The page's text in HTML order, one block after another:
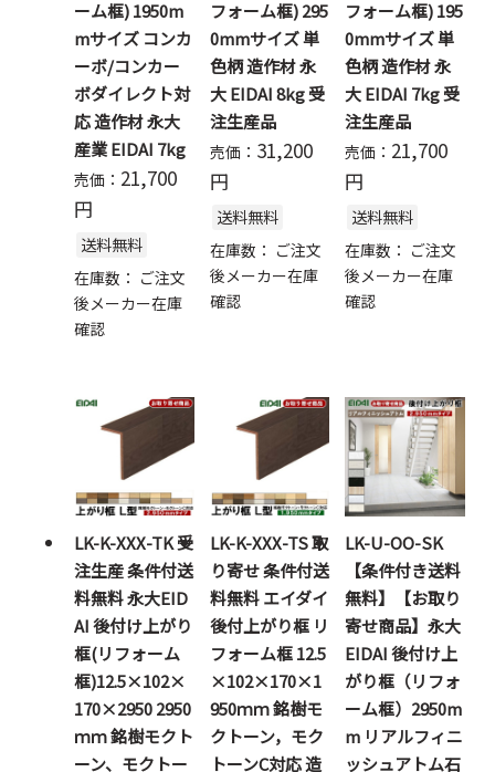
ーム框) 1950m
mサイズ コンカ
ーボ/コンカー
ボダイレクト対
応 造作材 永大
産業 EIDAI 7kg
売価： 21,700
円
送料無料
在庫数： ご注文
後メーカー在庫
確認
フォーム框) 295
0mmサイズ 単
色柄 造作材 永
大 EIDAI 8kg 受
注生産品
売価： 31,200
円
送料無料
在庫数： ご注文
後メーカー在庫
確認
フォーム框) 195
0mmサイズ 単
色柄 造作材 永
大 EIDAI 7kg 受
注生産品
売価： 21,700
円
送料無料
在庫数： ご注文
後メーカー在庫
確認
LK-K-XXX-TK 受
注生産 条件付送
料無料 永大EID
AI 後付け上がり
框(リフォーム
框)12.5×102×
170×2950 2950
ｍｍ 銘樹モクト
ーン、モクトー
LK-K-XXX-TS 取
り寄せ 条件付送
料無料 エイダイ
後付上がり框 リ
フォーム框 12.5
×102×170×1
950ｍｍ 銘樹モ
クトーン，モク
トーンC対応 造
LK-U-OO-SK
【条件付き送料
無料】【お取り
寄せ商品】永大
EIDAI 後付け上
がり框（リフォ
ーム框）2950m
m リアルフィニ
ッシュアトム石